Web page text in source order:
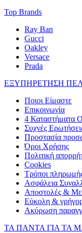
Top Brands
Ray Ban
Gucci
Oakley
Versace
Prada
ΕΞΥΠΗΡΕΤΗΣΗ
Ποιοι Είμαστε
Επικοινωνία
4 Καταστήματα
Συχνές
Προστασία
Όροι Χρήσης
Πολιτική
Cookies
Τρόποι
Ασφάλεια
Αποστολές &
Εύκολη &
Ακύρωση
ΤΑ ΠΑΝΤΑ ΓΙΑ ΤΑ